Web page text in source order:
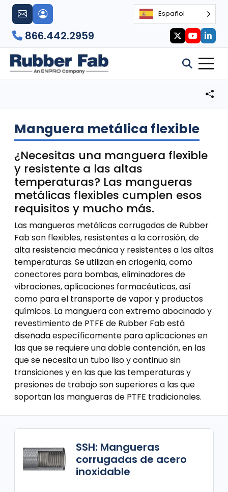
Español
866.442.2959
Manguera metálica flexible
¿Necesitas una manguera flexible
y resistente a las altas
temperaturas? Las mangueras
metálicas flexibles cumplen esos
requisitos y mucho más.
Las mangueras metálicas corrugadas de Rubber
Fab son flexibles, resistentes a la corrosión, de
alta resistencia mecánica y resistentes a las altas
temperaturas. Se utilizan en criogenia, como
conectores para bombas, eliminadores de
vibraciones, aplicaciones farmacéuticas, así
como para el transporte de vapor y productos
químicos. La manguera con extremo abocinado y
revestimiento de PTFE de Rubber Fab está
diseñada específicamente para aplicaciones en
las que se requiere una doble contención, en las
que se necesita un tubo liso y continuo sin
transiciones y en las que las temperaturas y
presiones de trabajo son superiores a las que
soportan las mangueras de PTFE tradicionales.
SSH: Mangueras
corrugadas de acero
inoxidable